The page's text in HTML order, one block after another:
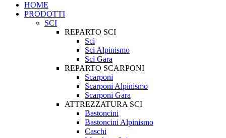
HOME
PRODOTTI
SCI
REPARTO SCI
Sci
Sci Alpinismo
Sci Gara
REPARTO SCARPONI
Scarponi
Scarponi Alpinismo
Scarponi Gara
ATTREZZATURA SCI
Bastoncini
Bastoncini Alpinismo
Caschi